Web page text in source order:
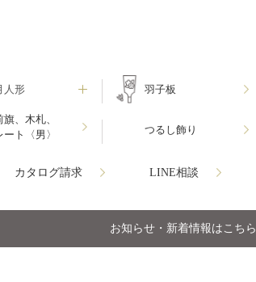
人形 羽子板
旗、木札、
ート〈男〉
つるし飾り
カタログ請求 LINE相談
お知らせ・新着情報はこちら